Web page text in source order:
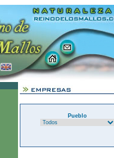
Pueblo